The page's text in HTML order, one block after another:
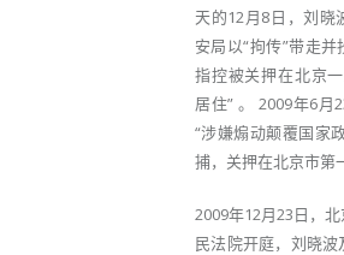
天的12月8日，刘晓
安局以“拘传”带走
指控被关押在北京
居住” 。 2009年6月
“涉嫌煽动颠覆国家
捕，关押在北京市第
2009年12月23日，
民法院开庭，刘晓